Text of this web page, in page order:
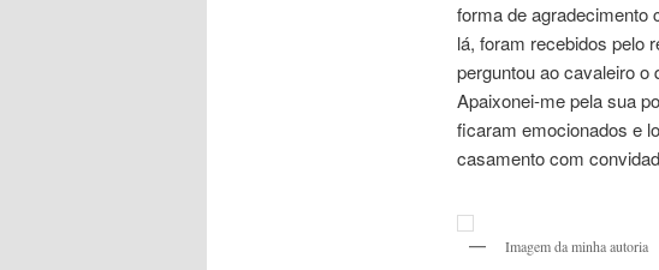
forma de agradecimento
lá, foram recebidos pelo
perguntou ao cavaleiro o
Apaixonei-me pela sua
ficaram emocionados e
casamento com
Imagem da minha autoria